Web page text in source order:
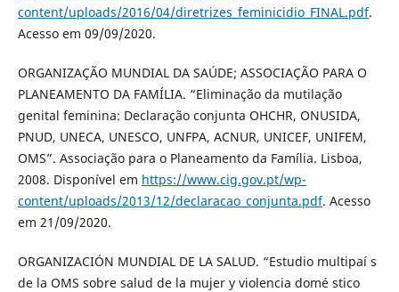
content/uploads/2016/04/diretrizes_feminicidio_FINAL.pdf.
Acesso em 09/09/2020.
ORGANIZAÇÃO MUNDIAL DA SAÚDE; ASSOCIAÇÃO PARA O
PLANEAMENTO DA FAMÍLIA. “Eliminação da mutilação
genital feminina: Declaração conjunta OHCHR, ONUSIDA,
PNUD, UNECA, UNESCO, UNFPA, ACNUR, UNICEF, UNIFEM,
OMS”. Associação para o Planeamento da Família. Lisboa,
2008. Disponível em https://www.cig.gov.pt/wp-
content/uploads/2013/12/declaracao_conjunta.pdf. Acesso
em 21/09/2020.
ORGANIZACIÓN MUNDIAL DE LA SALUD. “Estudio multipaí s
de la OMS sobre salud de la mujer y violencia domé stico